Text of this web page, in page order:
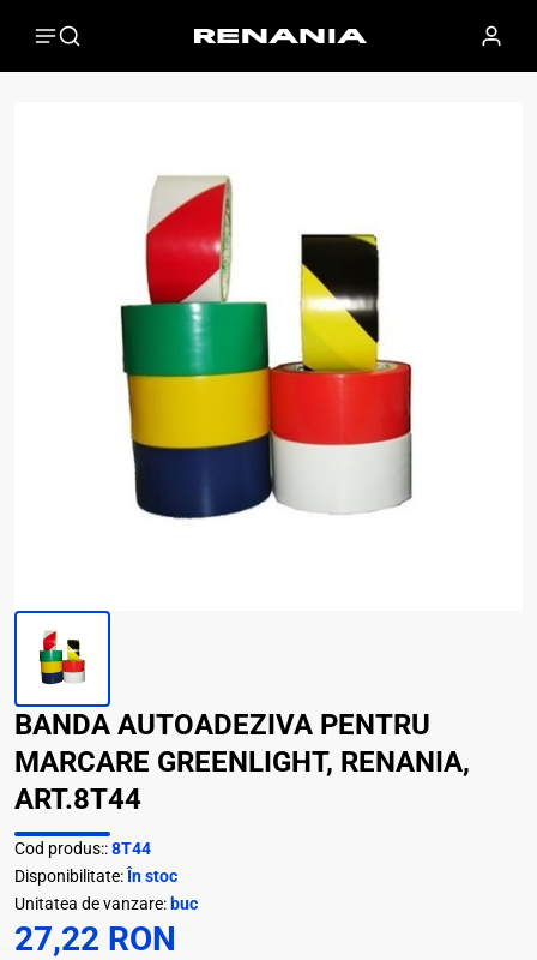
BANDA AUTOADEZIVA PENTRU
MARCARE GREENLIGHT, RENANIA,
ART.8T44
Cod produs::8T44
Disponibilitate: În stoc
Unitatea de vanzare: buc
27,22 RON